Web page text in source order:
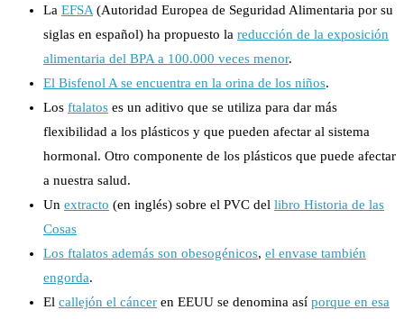
La EFSA (Autoridad Europea de Seguridad Alimentaria por su
siglas en español) ha propuesto la reducción de la exposición
alimentaria del BPA a 100.000 veces menor.
El Bisfenol A se encuentra en la orina de los niños.
Los ftalatos es un aditivo que se utiliza para dar más
flexibilidad a los plásticos y que pueden afectar al sistema
hormonal. Otro componente de los plásticos que puede afectar
a nuestra salud.
Un extracto (en inglés) sobre el PVC del libro Historia de las
Cosas
Los ftalatos además son obesogénicos, el envase también
engorda.
El callejón el cáncer en EEUU se denomina así porque en esa